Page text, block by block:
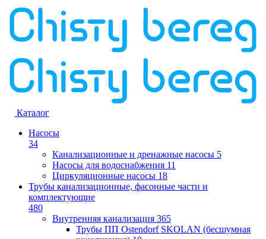
Каталог
Насосы
34
Канализационные и дренажные насосы 5
Насосы для водоснабжения 11
Циркуляционные насосы 18
Трубы канализационные, фасонные части и
комплектующие
480
Внутренняя канализация 365
Трубы ПП Ostendorf SKOLAN (бесшумная